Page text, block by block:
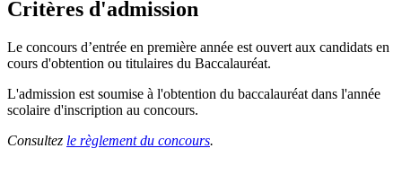
Critères d'admission
Le concours d’entrée en première année est ouvert aux candidats en
cours d'obtention ou titulaires du Baccalauréat.
L'admission est soumise à l'obtention du baccalauréat dans l'année
scolaire d'inscription au concours.
Consultez le règlement du concours.